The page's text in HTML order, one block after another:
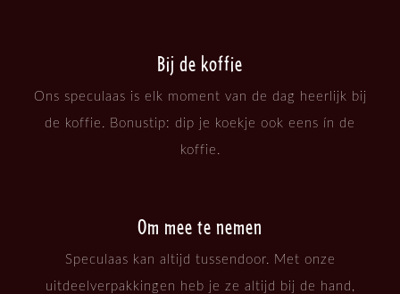
Bij de koffie
Ons speculaas is elk moment van de dag heerlijk bij
de koffie. Bonustip: dip je koekje ook eens ín de
koffie.
Om mee te nemen
Speculaas kan altijd tussendoor. Met onze
uitdeelverpakkingen heb je ze altijd bij de hand,